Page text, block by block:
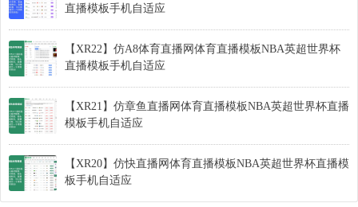
直播模板手机自适应
【XR22】仿A8体育直播网体育直播模板NBA英超世界杯
直播模板手机自适应
【XR21】仿章鱼直播网体育直播模板NBA英超世界杯直播
模板手机自适应
【XR20】仿快直播网体育直播模板NBA英超世界杯直播模
板手机自适应